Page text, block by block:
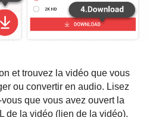
et trouvez la vidéo que vous
ou convertir en audio. Lisez
que vous avez ouvert la
de la vidéo (lien de la vidéo).